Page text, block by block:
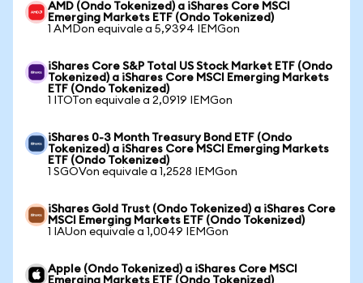
AMD (Ondo Tokenized) a iShares Core MSCI
Emerging Markets ETF (Ondo Tokenized)
1 AMDon equivale a 5,9394 IEMGon
iShares Core S&P Total US Stock Market ETF (Ondo
Tokenized) a iShares Core MSCI Emerging Markets
ETF (Ondo Tokenized)
1 ITOTon equivale a 2,0919 IEMGon
iShares 0-3 Month Treasury Bond ETF (Ondo
Tokenized) a iShares Core MSCI Emerging Markets
ETF (Ondo Tokenized)
1 SGOVon equivale a 1,2528 IEMGon
iShares Gold Trust (Ondo Tokenized) a iShares Core
MSCI Emerging Markets ETF (Ondo Tokenized)
1 IAUon equivale a 1,0049 IEMGon
Apple (Ondo Tokenized) a iShares Core MSCI
Emerging Markets ETF (Ondo Tokenized)